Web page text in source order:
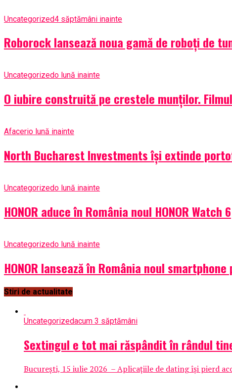
Uncategorized4 săptămâni inainte
Roborock lansează noua gamă de roboți de
Uncategorizedo lună inainte
O iubire construită pe crestele munților.
Afacerio lună inainte
North Bucharest Investments își extinde
Uncategorizedo lună inainte
HONOR aduce în România noul HONOR Watch 6
Uncategorizedo lună inainte
HONOR lansează în România noul smartphone
Stiri de actualitate
Uncategorizedacum 3 săptămâni
Sextingul e tot mai răspândit în rândul
București, 15 iulie 2026 – Aplicațiile de dating își pierd